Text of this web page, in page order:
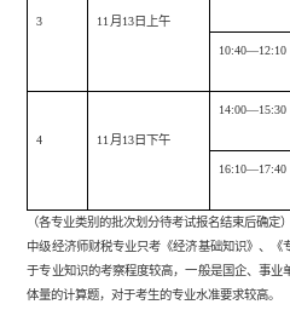
3 11月13日上午
10:40—12:10
4 11月13日下午
14:00—15:30
16:10—17:40
（各专业类别的批次划分待考试报名结束后确定）
中级经济师财税专业只考《经济基础知识》、
于专业知识的考察程度较高，一般是国企、事
体量的计算题，对于考生的专业水准要求较高。